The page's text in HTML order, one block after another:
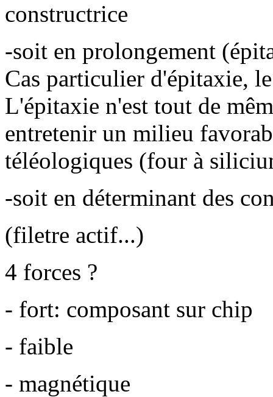
constructrice
-soit en prolongement
Cas particulier d'épitaxie,
L'épitaxie n'est tout de
entretenir un milieu
téléologiques (four à
-soit en déterminant des
(filetre actif...)
4 forces ?
- fort: composant sur chip
- faible
- magnétique